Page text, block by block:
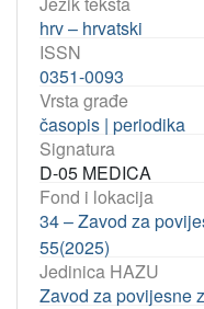
hrv – hrvatski
ISSN
0351-0093
Vrsta građe
časopis | periodika
Signatura
D-05 MEDICA
Fond i lokacija
34 – Zavod za
55(2025)
Jedinica HAZU
Zavod za povijesne